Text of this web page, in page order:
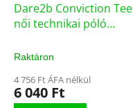
Dare2b Conviction Tee
női technikai póló
Raktáron
4 756 Ft ÁFA nélkül
6 040 Ft